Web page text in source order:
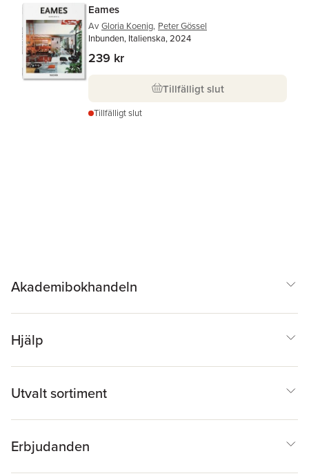
Eames
Av Gloria Koenig, Peter Gössel
Inbunden, Italienska, 2024
239 kr
Tillfälligt slut
Tillfälligt slut
Akademibokhandeln
Hjälp
Utvalt sortiment
Erbjudanden